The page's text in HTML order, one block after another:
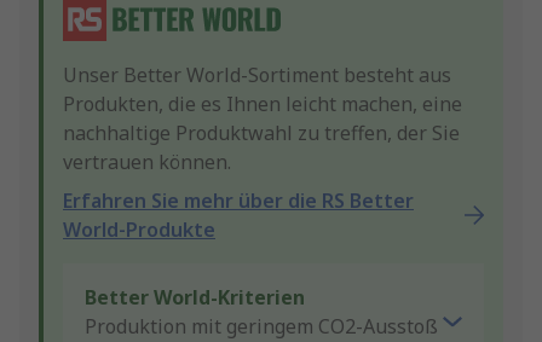
Unser Better World-Sortiment besteht aus
Produkten, die es Ihnen leicht machen, eine
nachhaltige Produktwahl zu treffen, der Sie
vertrauen können.
Erfahren Sie mehr über die RS Better
World-Produkte
Better World-Kriterien
Produktion mit geringem CO2-Ausstoß